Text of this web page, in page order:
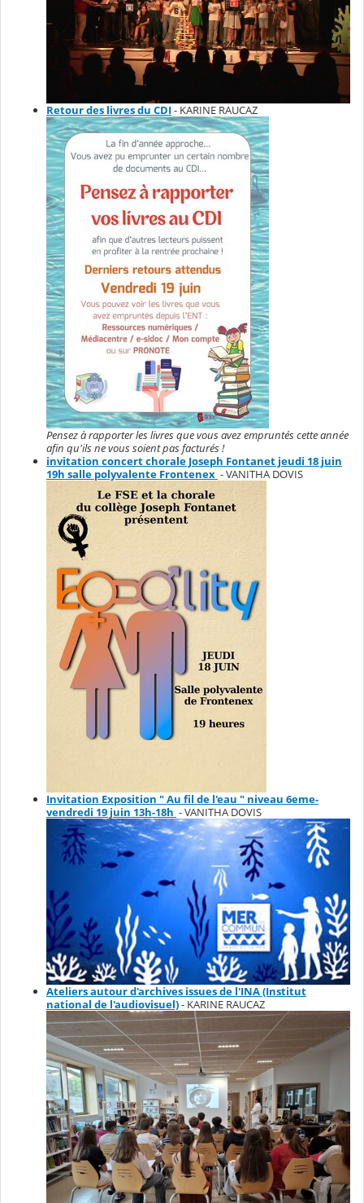
Retour des livres du CDI- KARINE RAUCAZ
Pensez à rapporter les livres que vous avez empruntés cette année
afin qu'ils ne vous soient pas facturés !
invitation concert chorale Joseph Fontanet jeudi 18 juin
19h salle polyvalente Frontenex - VANITHA DOVIS
Invitation Exposition " Au fil de l'eau " niveau 6eme-
vendredi 19 juin 13h-18h - VANITHA DOVIS
Ateliers autour d'archives issues de l'INA (Institut
national de l'audiovisuel)- KARINE RAUCAZ